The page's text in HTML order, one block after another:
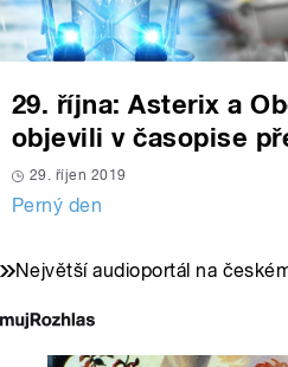
29. října: Asterix a
objevili v časopise
29. říjen 2019
Perný den
Největší audioportál na